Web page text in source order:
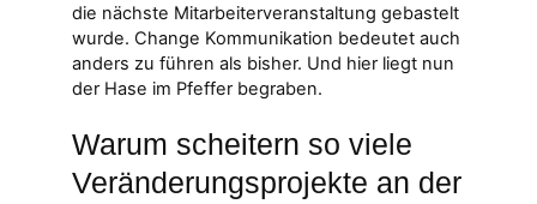
die nächste Mitarbeiterveranstaltung gebastelt
wurde. Change Kommunikation bedeutet auch
anders zu führen als bisher. Und hier liegt nun
der Hase im Pfeffer begraben.
Warum scheitern so viele
Veränderungsprojekte an der